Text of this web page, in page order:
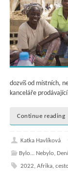
dozvíš od místních,
kanceláře
Continue reading
Katka Havlíková
Bylo... Nebylo,
2022, Afrika,